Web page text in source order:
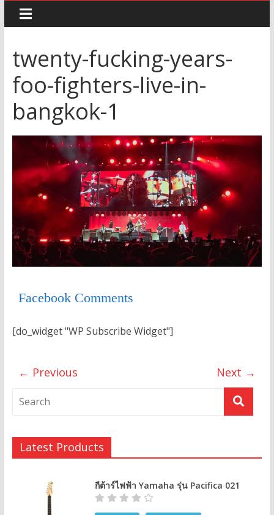
twenty-fucking-years-
foo-fighters-live-in-
bangkok-1
Facebook Comments
[do_widget "WP Subscribe Widget"]
← Previous Next →
Latest Products
กีต้าร์ไฟฟ้า Yamaha รุ่น Pacifica 021